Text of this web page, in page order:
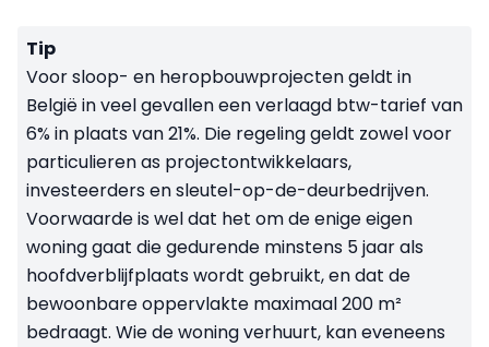
Tip
Voor sloop- en heropbouwprojecten geldt in
België in veel gevallen een verlaagd btw-tarief van
6% in plaats van 21%. Die regeling geldt zowel voor
particulieren as projectontwikkelaars,
investeerders en sleutel-op-de-deurbedrijven.
Voorwaarde is wel dat het om de enige eigen
woning gaat die gedurende minstens 5 jaar als
hoofdverblijfplaats wordt gebruikt, en dat de
bewoonbare oppervlakte maximaal 200 m²
bedraagt. Wie de woning verhuurt, kan eveneens